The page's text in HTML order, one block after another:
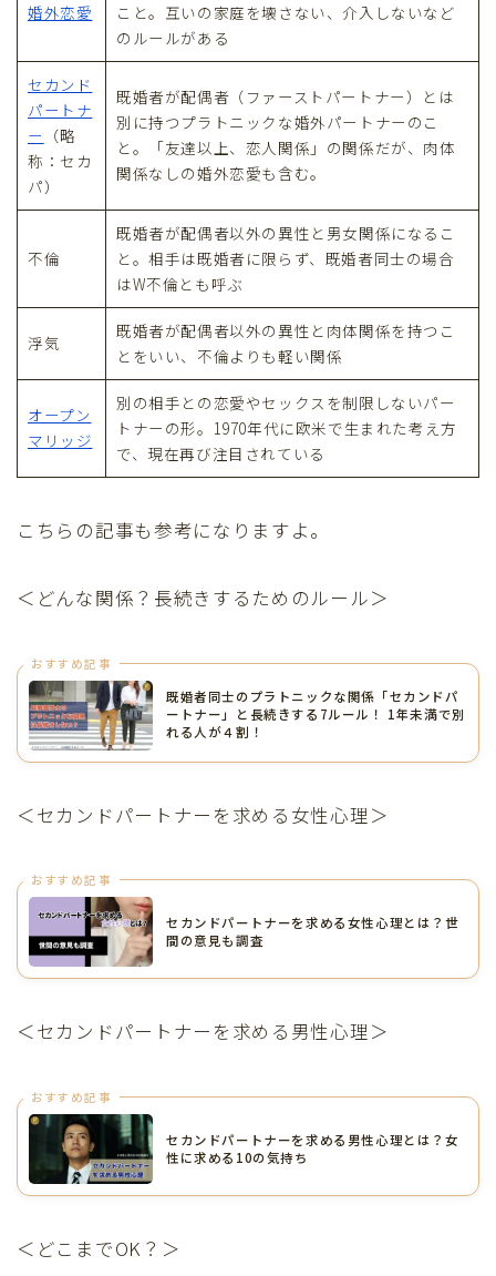
婚外恋愛
こと。互いの家庭を壊さない、介入しないなど
のルールがある
セカンド
パートナ
ー （略
称：セカ
パ）
既婚者が配偶者（ファーストパートナー）とは
別に持つプラトニックな婚外パートナーのこ
と。「友達以上、恋人関係」の関係だが、肉体
関係なしの婚外恋愛も含む。
不倫
既婚者が配偶者以外の異性と男女関係になるこ
と。相手は既婚者に限らず、既婚者同士の場合
はW不倫とも呼ぶ
浮気
既婚者が配偶者以外の異性と肉体関係を持つこ
とをいい、不倫よりも軽い関係
オープン
マリッジ
別の相手との恋愛やセックスを制限しないパー
トナーの形。1970年代に欧米で生まれた考え方
で、現在再び注目されている
こちらの記事も参考になりますよ。
＜どんな関係？長続きするためのルール＞
おすすめ記事
既婚者同士のプラトニックな関係「セカンドパ
ートナー」と長続きする7ルール！ 1年未満で別
れる人が４割！
＜セカンドパートナーを求める女性心理＞
おすすめ記事
セカンドパートナーを求める女性心理とは？世
間の意見も調査
＜セカンドパートナーを求める男性心理＞
おすすめ記事
セカンドパートナーを求める男性心理とは？女
性に求める10の気持ち
＜どこまでOK？＞